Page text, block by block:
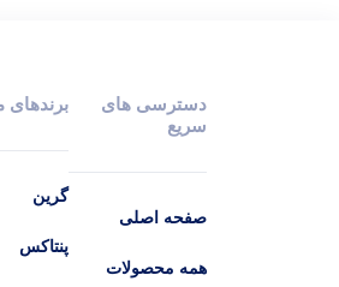
دسترسی های
سریع
صفحه اصلی
همه محصولات
گرین
پنتاکس